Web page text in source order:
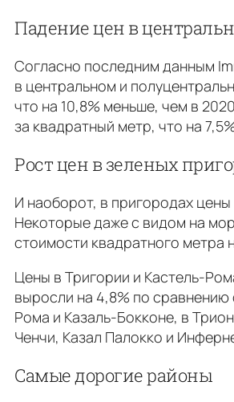
Падение цен в
Согласно последним данным
в центральном и
что на 10,8% меньше, чем в
за квадратный метр, что на
Рост цен в зеленых
И наоборот, в пригородах
Некоторые даже с видом на
стоимости квадратного метра
Цены в Тригории и Кастель-
выросли на 4,8% по
Рома и Казаль-Бокконе, в
Ченчи, Казал Палокко и
Самые дорогие районы